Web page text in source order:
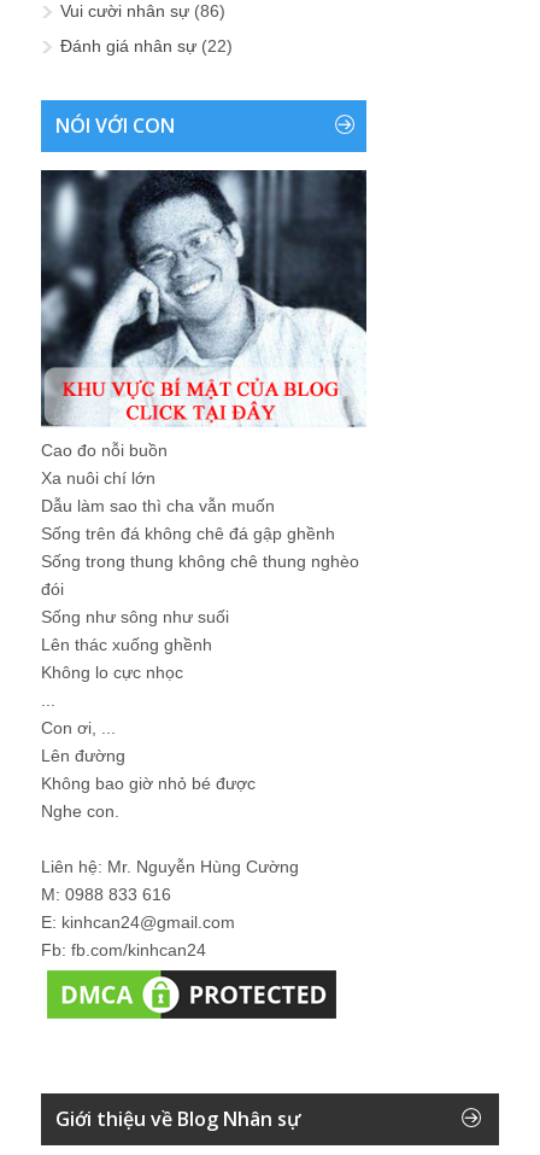
Vui cười nhân sự (86)
Đánh giá nhân sự (22)
NÓI VỚI CON
Cao đo nỗi buồn
Xa nuôi chí lớn
Dẫu làm sao thì cha vẫn muốn
Sống trên đá không chê đá gập ghềnh
Sống trong thung không chê thung nghèo
đói
Sống như sông như suối
Lên thác xuống ghềnh
Không lo cực nhọc
Con ơi, ...
Lên đường
Không bao giờ nhỏ bé được
Nghe con.
Liên hệ: Mr. Nguyễn Hùng Cường
M: 0988 833 616
E: kinhcan24@gmail.com
Fb: fb.com/kinhcan24
Giới thiệu về Blog Nhân sự